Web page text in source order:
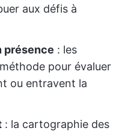
aux défis à
présence : les
pour évaluer
ou entravent la
: la cartographie des